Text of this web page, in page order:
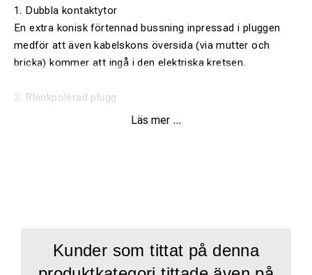
1. Dubbla kontaktytor
En extra konisk förtennad bussning inpressad i pluggen
medför att även kabelskons översida (via mutter och
bricka) kommer att ingå i den elektriska kretsen.
2. Blankpolerad plugg
När pluggen monteras blir pluggflänsen automatiskt
SAFEPLUG® BASIC levereras med rostfria bultar och
självlåsande muttrar.
Läs mer ...
Kunder som tittat på denna